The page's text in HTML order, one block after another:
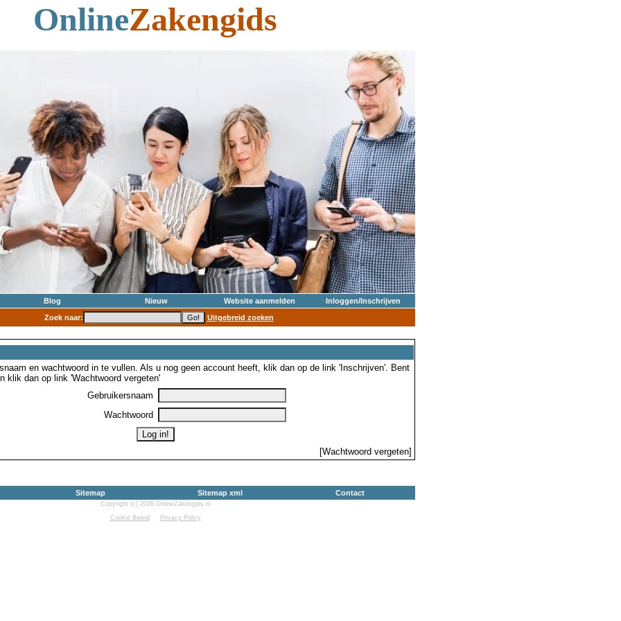
OnlineZakengids
Blog Nieuw Website aanmelden
Inloggen/Inschrijven
Zoek naar:
Uitgebreid zoeken
en wachtwoord in te vullen. Als u nog geen account heeft, klik dan op de link 'Inschrijven'. Bent
klik dan op link 'Wachtwoord vergeten'
Gebruikersnaam
Wachtwoord
[Wachtwoord vergeten]
Sitemap Sitemap xml Contact
Copyright (c) 2026 OnlineZakengids.nl
Cookie Beleid
Privacy Policy